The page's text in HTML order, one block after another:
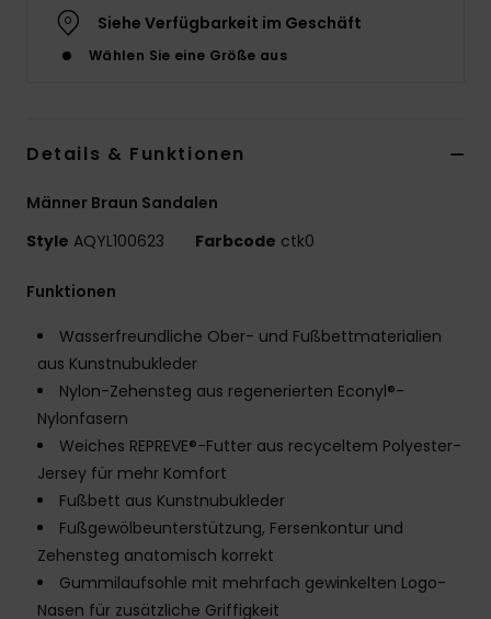
Siehe Verfügbarkeit im Geschäft
Wählen Sie eine Größe aus
Details & Funktionen
Männer Braun Sandalen
Style AQYL100623 Farbcode ctk0
Funktionen
Wasserfreundliche Ober- und Fußbettmaterialien
aus Kunstnubukleder
Nylon-Zehensteg aus regenerierten Econyl®-
Nylonfasern
Weiches REPREVE®-Futter aus recyceltem Polyester-
Jersey für mehr Komfort
Fußbett aus Kunstnubukleder
Fußgewölbeunterstützung, Fersenkontur und
Zehensteg anatomisch korrekt
Gummilaufsohle mit mehrfach gewinkelten Logo-
Nasen für zusätzliche Griffigkeit